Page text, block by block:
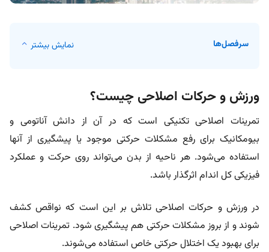
سرفصل‌ها نمایش بیشتر
ورزش و حرکات اصلاحی چیست؟
تمرینات اصلاحی تکنیکی است که در آن از دانش آناتومی و
بیومکانیک برای رفع مشکلات حرکتی موجود یا پیشگیری از آنها
استفاده می‌شود. هر ناحیه از بدن می‌تواند روی حرکت و عملکرد
فیزیکی کل اندام اثرگذار باشد.
در ورزش و حرکات اصلاحی تلاش بر این است که نواقص کشف
شوند و از بروز مشکلات حرکتی هم پیشگیری شود. تمرینات اصلاحی
برای بهبود یک اختلال حرکتی خاص استفاده می‌شوند.